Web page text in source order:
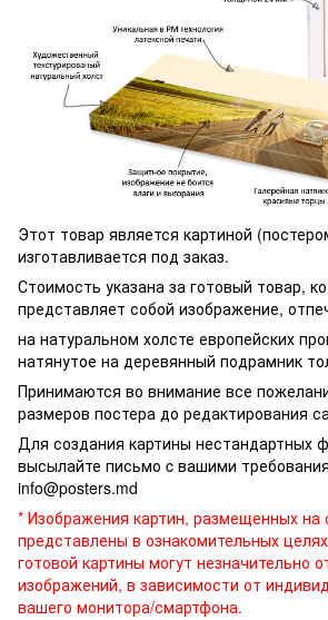
Этот товар является картиной
изготавливается под заказ.
Стоимость указана за готовый товар,
представляет собой изображение,
на натуральном холсте европейских
натянутое на деревянный подрамник
Принимаются во внимание все
размеров постера до редактирования
Для создания картины нестандартных
высылайте письмо c вашими
info@posters.md
* Изображения картин, размещенных на
представлены в ознакомительных
готовой картины могут незначительно
изображений, в зависимости от
вашего монитора/смартфона.